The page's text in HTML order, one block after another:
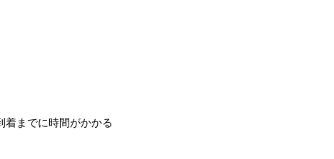
着までに時間がかかる